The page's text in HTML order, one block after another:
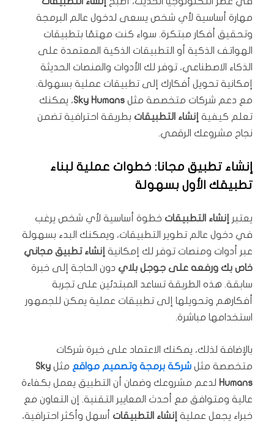
مهارة أساسية لأي شخص يسعى لدخول عالم البرمجة
وتحقيق أفكار مبتكرة. سواء كنت مهتمًا بتطبيقات
الهواتف الذكية أو التطبيقات الذكية المعتمدة على
الذكاء الاصطناعي، توفر لك الأدوات والمنصات الحديثة
إمكانية تحويل أفكارك إلى تطبيقات عملية بسهولة.
مع دعم شركات متخصصة مثل Sky Humans، يمكنك
تعلم كيفية إنشاء التطبيقات بطريقة احترافية تضمن
نجاح مشروعك الرقمي.
إنشاء تطبيق مجانا: خطوات عملية لبناء
تطبيقك الأول بسهولة
يعتبر إنشاء التطبيقات خطوة أساسية لأي شخص يرغب
في دخول عالم تطوير التطبيقات، ويمكنك البدء بسهولة
عبر أدوات ومنصات توفر لك إمكانية إنشاء تطبيق مجاني
خاص بك ورفعه على جوجل بلاي دون الحاجة إلى خبرة
سابقة. هذه الطريقة تساعد المبتدئين على تجربة
أفكارهم وتحويلها إلى تطبيقات عملية يمكن للجمهور
استخدامها مباشرة.
بالإضافة لذلك، يمكنك الاعتماد على خبرة شركات
متخصصة مثل شركة برمجة وتصميم مواقع مثل Sky
Humans لدعم مشروعك وضمان أن التطبيق يعمل بكفاءة
عالية ومتوافق مع أحدث المعايير التقنية. إن التعاون مع
خبراء يجعل عملية إنشاء التطبيقات أسهل وأكثر احترافية،